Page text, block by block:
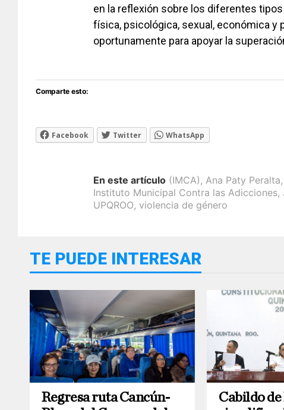
en la reflexión sobre los diferentes
física, psicológica, sexual, económica y
oportunamente para apoyar la
Comparte esto:
Facebook Twitter WhatsApp
En este artículo (IMCA), Ana Paty Peralta,
Instituto Municipal Contra las Adicciones,
UPQROO, violencia de género
TE PUEDE INTERESAR
Regresa ruta Cancún-
Cabildo